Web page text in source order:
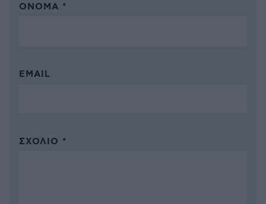
ΌΝΟΜΑ *
EMAIL
ΣΧΌΛΙΟ *